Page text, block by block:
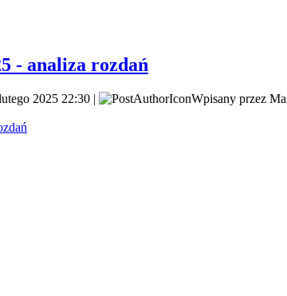
- analiza rozdań
2025 22:30 |
Wpisany przez